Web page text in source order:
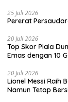
25 Juli 2026
Pererat
20 Juli 2026
Top Skor Piala
Emas dengan 10
20 Juli 2026
Lionel Messi Raih
Namun Tetap